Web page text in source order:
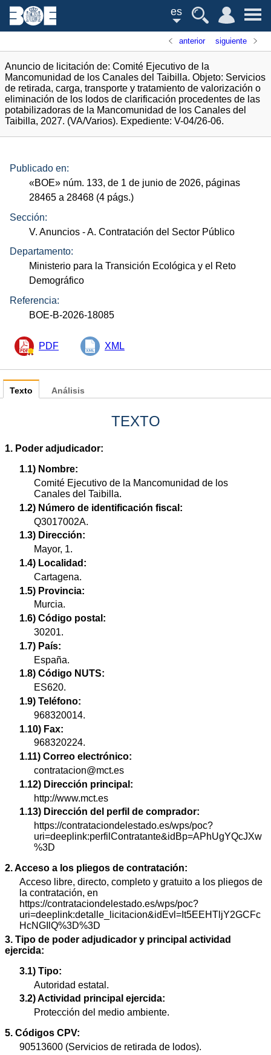
es
anterior siguiente
Anuncio de licitación de: Comité Ejecutivo de la
Mancomunidad de los Canales del Taibilla. Objeto: Servicios
de retirada, carga, transporte y tratamiento de valorización o
eliminación de los lodos de clarificación procedentes de las
potabilizadoras de la Mancomunidad de los Canales del
Taibilla, 2027. (VA/Varios). Expediente: V-04/26-06.
Publicado en:
«BOE» núm. 133, de 1 de junio de 2026, páginas
28465 a 28468 (4 págs.)
Sección:
V. Anuncios - A. Contratación del Sector Público
Departamento:
Ministerio para la Transición Ecológica y el Reto
Demográfico
Referencia:
BOE-B-2026-18085
PDF XML
Texto
TEXTO
1. Poder adjudicador:
1.1) Nombre:
Comité Ejecutivo de la Mancomunidad de los
Canales del Taibilla.
1.2) Número de identificación fiscal:
Q3017002A.
1.3) Dirección:
Mayor, 1.
1.4) Localidad:
Cartagena.
1.5) Provincia:
Murcia.
1.6) Código postal:
30201.
1.7) País:
España.
1.8) Código NUTS:
ES620.
1.9) Teléfono:
968320014.
1.10) Fax:
968320224.
1.11) Correo electrónico:
contratacion@mct.es
1.12) Dirección principal:
http://www.mct.es
1.13) Dirección del perfil de comprador:
https://contrataciondelestado.es/wps/poc?
uri=deeplink:perfilContratante&idBp=APhUgYQcJXw
%3D
2. Acceso a los pliegos de contratación:
Acceso libre, directo, completo y gratuito a los pliegos de
la contratación, en
https://contrataciondelestado.es/wps/poc?
uri=deeplink:detalle_licitacion&idEvl=It5EEHTljY2GCFc
HcNGIlQ%3D%3D
3. Tipo de poder adjudicador y principal actividad
ejercida:
3.1) Tipo:
Autoridad estatal.
3.2) Actividad principal ejercida:
Protección del medio ambiente.
5. Códigos CPV:
90513600 (Servicios de retirada de lodos).
Análisis